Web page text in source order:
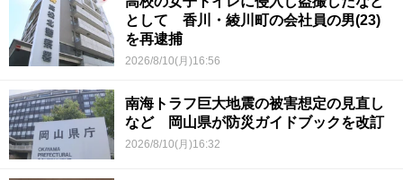
として 香川・綾川町の会社員の男(23)
を再逮捕
2026/8/10(月)16:56
南海トラフ巨大地震の被害想定の見直し
など 岡山県が防災ガイドブックを改訂
2026/8/10(月)16:32